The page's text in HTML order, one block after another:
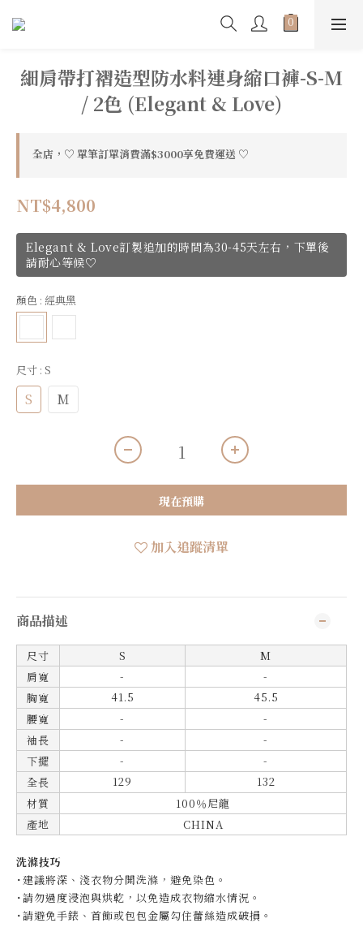
細肩帶打褶造型防水料連身縮口褲-S-M
/ 2色 (Elegant & Love)
全店，♡ 單筆訂單消費滿$3000享免費運送 ♡
NT$4,800
Elegant & Love訂製追加的時間為30-45天左右，下單後
請耐心等候♡
顏色 : 經典黑
尺寸 : S
S M
現在預購
加入追蹤清單
商品描述
尺寸 S
M
肩寬
-
-
胸寬
41.5
45.5
腰寬
-
-
袖長
-
-
下擺
-
-
全長
129
132
材質
100％尼龍
產地
CHINA
洗滌技巧
˙建議將深、淺衣物分開洗滌，避免染色。
˙請勿過度浸泡與烘乾，以免造成衣物縮水情況。
˙請避免手錶、首飾或包包金屬勾住蕾絲造成破損。